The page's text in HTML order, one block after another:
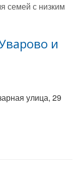
семей с низким
и
улица, 29